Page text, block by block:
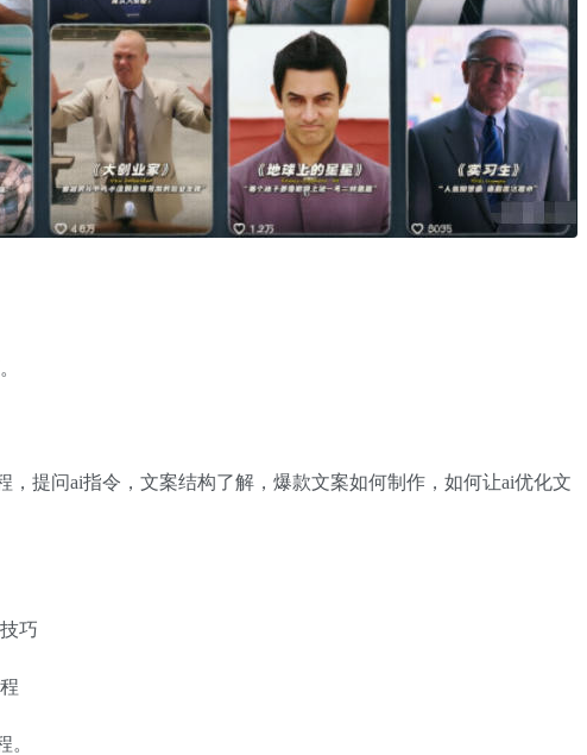
，提问ai指令，文案结构了解，爆款文案如何制作，如何让ai优化文
巧
。